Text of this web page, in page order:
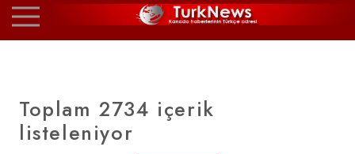
Toplam 2734 içerik
listeleniyor